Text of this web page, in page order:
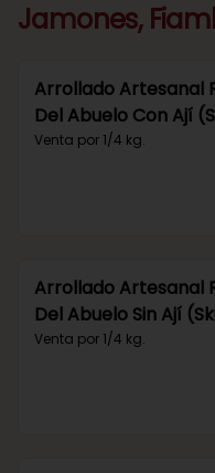
Jamones,
Arrollado Artesanal
Del Abuelo Con Ají
175)
Venta por 1/4 kg.
Arrollado Artesanal
Del Abuelo Sin Ají
Venta por 1/4 kg.